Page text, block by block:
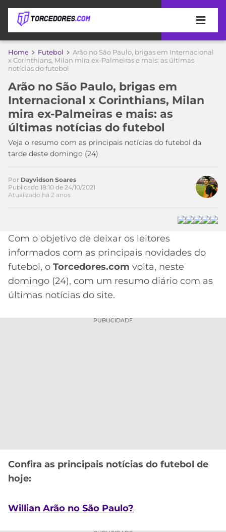
APOSTAS
DICAS
APOSTA
MELHORES
SITES
DE
APOSTAS
2026
CÓDIGO
CÓDIGO
DE
INDICAÇÃO
BET365
ONLINE
ÚLTIMAS
COPA
DO
MUNDO
TIMES
MEU
TIME
CORINTHIANS
SÃO
PAULO
INTERNACIONAL
ATLÉTICO
MG
CAMPEONATOS
LIBERTADORES
COPA
DO
LALIGA
MERCADO
DA
BOLA
PALPITES
Home Futebol
Arão no São Paulo, brigas em Internacional
x Corinthians, Milan mira ex-Palmeiras e mais: as últimas
notícias do futebol
Arão no São Paulo, brigas em
Internacional x Corinthians, Milan
mira ex-Palmeiras e mais: as
últimas notícias do futebol
Veja o resumo com as principais notícias do futebol da
tarde deste domingo (24)
Acesse o perfil do autor
no Twitter
Por Dayvidson Soares
Publicado 18:10 de 24/10/2021
Atualizado há 2 anos
Com o objetivo de deixar os leitores
informados com as principais novidades do
futebol, o Torcedores.com volta, neste
domingo (24), com um resumo diário com as
últimas notícias do site.
PUBLICIDADE
Confira as principais notícias do futebol de
hoje:
Willian Arão no São Paulo?